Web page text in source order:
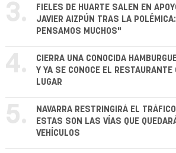
3.
FIELES DE HUARTE SALEN EN
JAVIER AIZPÚN TRAS LA
PENSAMOS MUCHOS"
4.
CIERRA UNA CONOCIDA
Y YA SE CONOCE EL RESTAURANTE
LUGAR
5.
NAVARRA RESTRINGIRÁ EL
ESTAS SON LAS VÍAS QUE
VEHÍCULOS